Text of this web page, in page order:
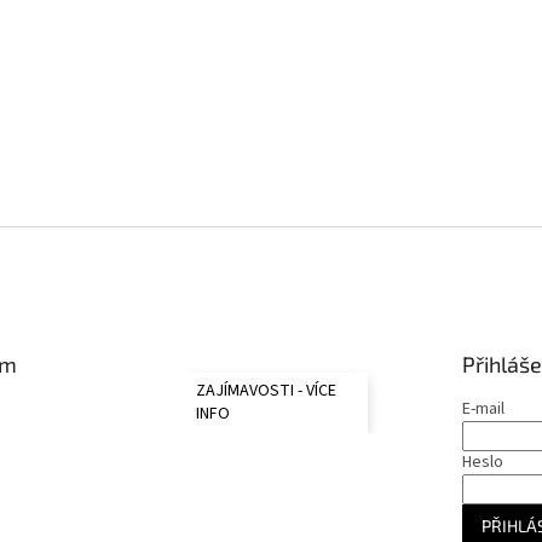
ZAJÍMAVOSTI - VÍCE
INFO
E-mail
Heslo